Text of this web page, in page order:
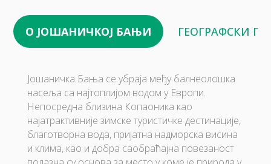
О ЈОШАНИЧКОЈ БАЊИ ГЕОГРАФСКИ
Јошаничка Бања се убраја међу балнеолошка
насеља са најтоплијом водом у Европи.
Непосредна близина Копаоника као
најатрактивније зимске туристичке дестинације,
благотворна вода, пријатна надморска висина
и клима, као и добра саобраћајна повезаност